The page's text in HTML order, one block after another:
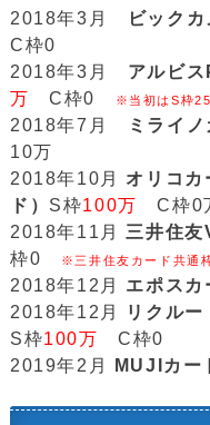
2018年3月
ビック
C枠0
2018年3月 アルビ
万 C枠0 ※当初はS枠
2018年7月 ミライ
10万
2018年10月 オリコカ
ド） S枠100万
C枠0
2018年11月 三井住
枠0
※三井住友カード共通
2018年12月 エポス
2018年12月
リクル
S枠100万 C枠0
2019年2月
MUJIカ